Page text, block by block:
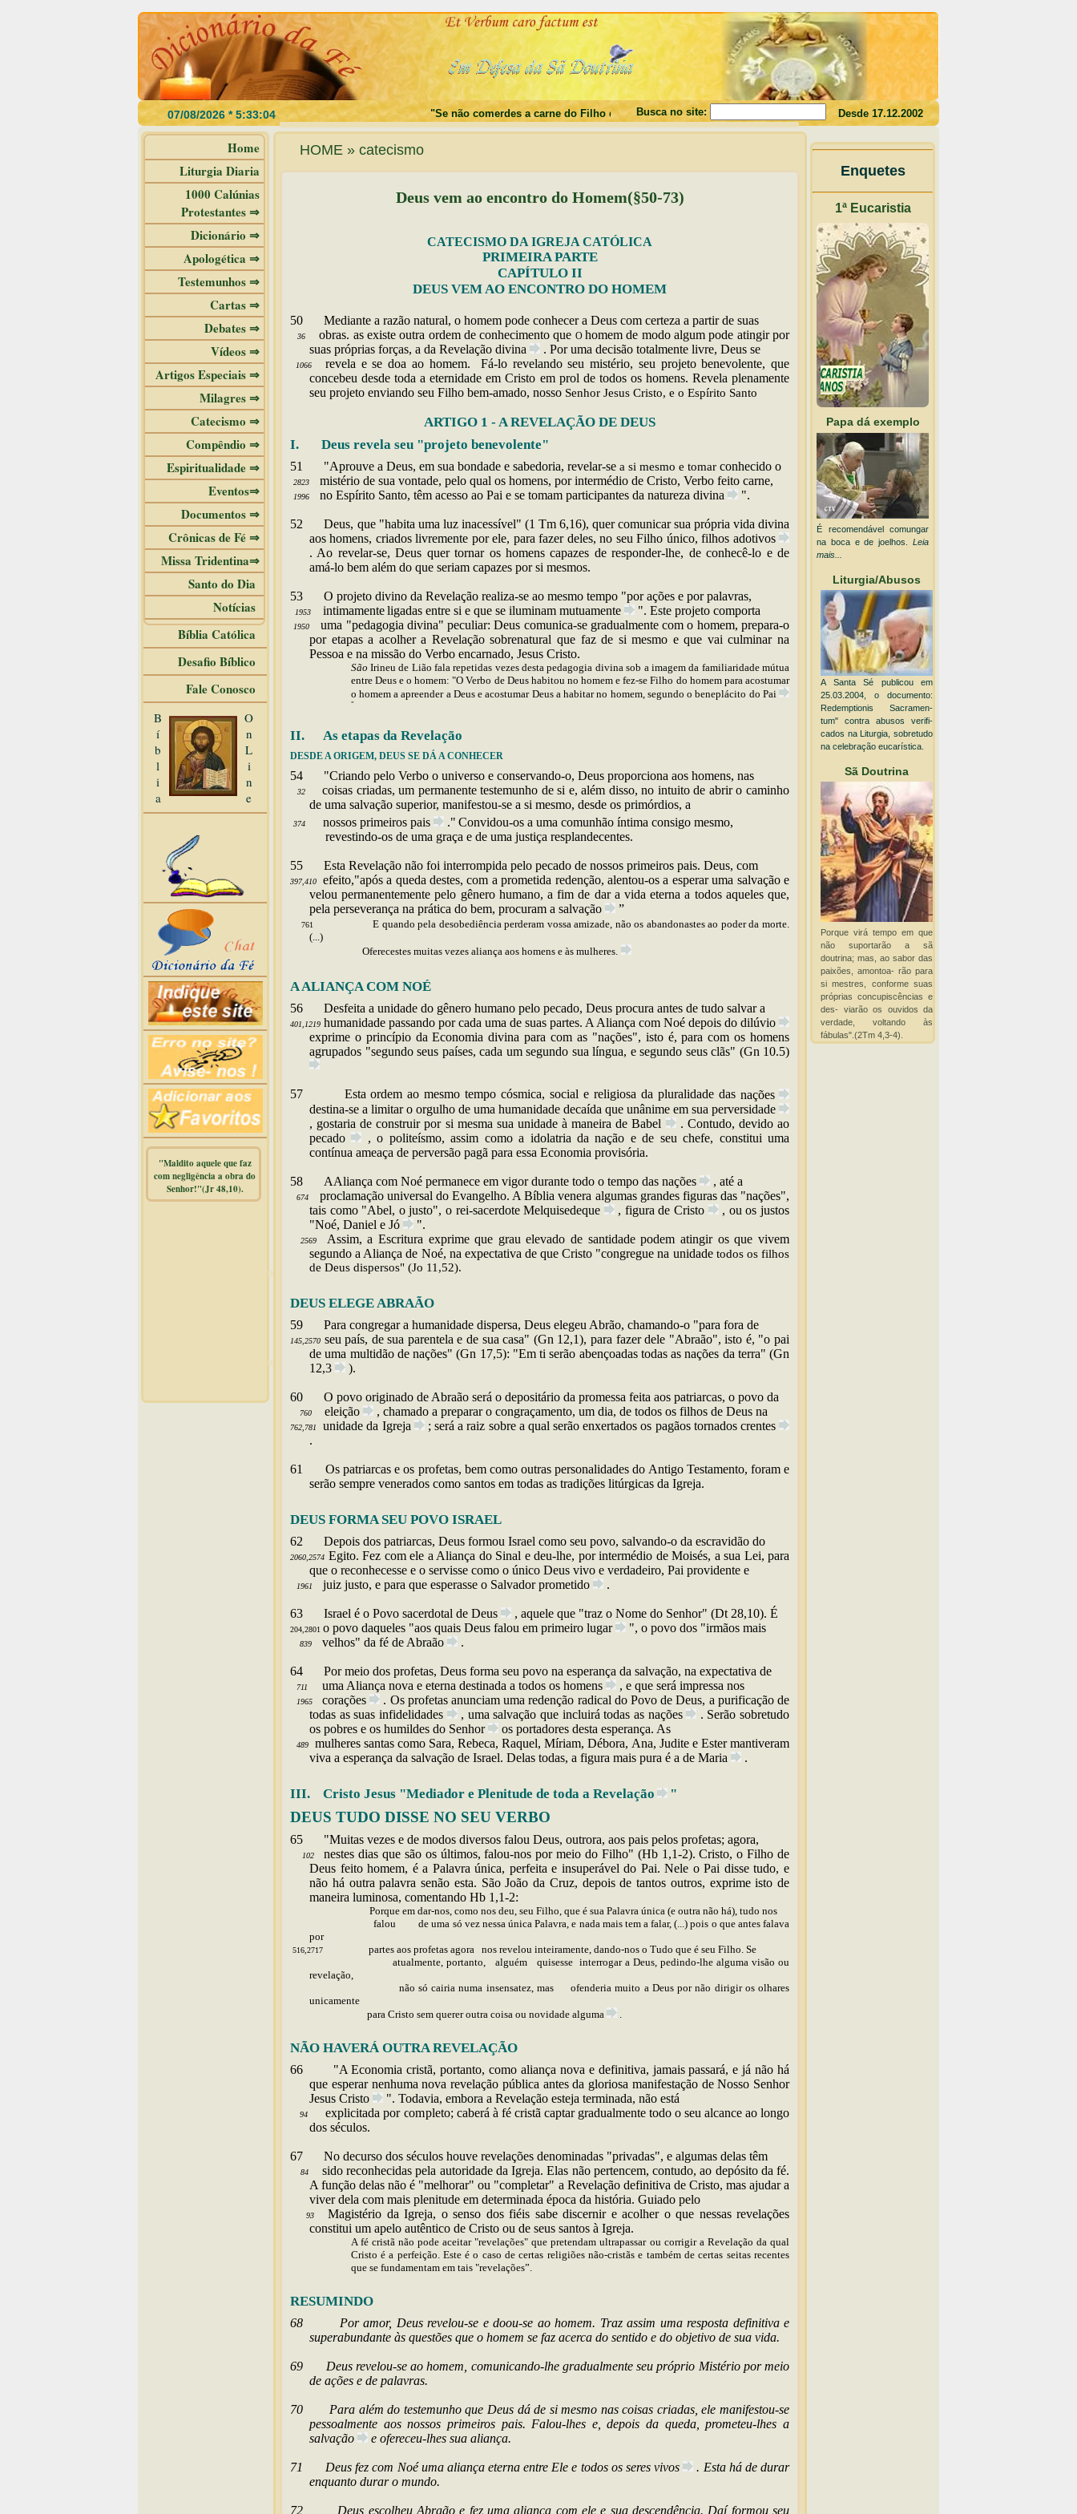
"Se não comerdes a carne do Filho do Homem, e não beberdes o seu sangue, não tereis a vida em vós"(Jo 6,53)
Busca no site: Desde 17.12.2002
Home
Liturgia Diaria
1000 Calúnias
Protestantes ⇒
Dicionário ⇒
Apologética ⇒
Testemunhos ⇒
Cartas ⇒
Debates ⇒
Vídeos ⇒
Artigos Especiais ⇒
Milagres ⇒
Catecismo ⇒
Compêndio ⇒
Espiritualidade ⇒
Eventos⇒
Documentos ⇒
Crônicas de Fé ⇒
Missa Tridentina⇒
Santo do Dia
Notícias
Bíblia Católica
Desafio Bíblico
Fale Conosco
B
í
b
l
i
a
O
n
L
i
n
e
"Maldito aquele que faz
com negligência a obra do
Senhor!"(Jr 48,10).
/home/dicionar/public_html/online.php
/home/dicionar/public_html/online.php
HOME » catecismo
Deus vem ao encontro do Homem(§50-73)
CATECISMO DA IGREJA CATÓLICA
PRIMEIRA PARTE
CAPÍTULO II
DEUS VEM AO ENCONTRO DO HOMEM
50 Mediante a razão natural, o homem pode conhecer a Deus com certeza a partir de suas
36 obras. as existe outra ordem de conhecimento que Ohomem de modo algum pode atingir por
suas próprias forças, a da Revelação divina . Por uma decisão totalmente livre, Deus se
1066 revela e se doa ao homem. Fá-lo revelando seu mistério, seu projeto benevolente, que
concebeu desde toda a eternidade em Cristo em prol de todos os homens. Revela plenamente
seu projeto enviando seu Filho bem-amado, nosso Senhor Jesus Cristo, e o Espírito Santo
ARTIGO 1 - A REVELAÇÃO DE DEUS
I. Deus revela seu "projeto benevolente"
51 "Aprouve a Deus, em sua bondade e sabedoria, revelar-se a si mesmo e tomar conhecido o
2823 mistério de sua vontade, pelo qual os homens, por intermédio de Cristo, Verbo feito carne,
1996 no Espírito Santo, têm acesso ao Pai e se tomam participantes da natureza divina ".
52
Deus, que "habita uma luz inacessível" (1 Tm 6,16), quer comunicar sua própria vida divina
aos homens, criados livremente por ele, para fazer deles, no seu Filho único, filhos adotivos
. Ao revelar-se, Deus quer tornar os homens capazes de responder-lhe, de conhecê-lo e de
amá-lo bem além do que seriam capazes por si mesmos.
53 O projeto divino da Revelação realiza-se ao mesmo tempo "por ações e por palavras,
1953 intimamenteligadas entre si e que se iluminam mutuamente ". Este projeto comporta
1950
uma "pedagogia divina" peculiar: Deus comunica-se gradualmente com o homem, prepara-o
por etapas a acolher a Revelação sobrenatural que faz de si mesmo e que vai culminar na
Pessoa e na missão do Verbo encarnado, Jesus Cristo.
São Irineu de Lião fala repetidas vezes desta pedagogia divina sob a imagem da familiaridade mútua
entre Deus e o homem: "O Verbo de Deus habitou no homem e fez-se Filho do homem para acostumar
o homem a apreender a Deus e acostumar Deus a habitar no homem, segundo o beneplácito do Pai
"
II. As etapas da Revelação
DESDE A ORIGEM, DEUS SE DÁ A CONHECER
54 "Criando pelo Verbo o universo e conservando-o, Deus proporciona aos homens, nas
32coisas criadas, um permanente testemunho de si e, além disso, no intuito de abrir o caminho
de uma salvação superior, manifestou-se a si mesmo, desde os primórdios, a
374 nossos primeiros pais ." Convidou-os a uma comunhão íntima consigo mesmo,
revestindo-os de uma graça e de uma justiça resplandecentes.
55 Esta Revelação não foi interrompida pelo pecado de nossos primeiros pais. Deus, com
397,410
efeito,"após a queda destes, com a prometida redenção, alentou-os a esperar uma salvação e
velou permanentemente pelo gênero humano, a fim de dar a vida eterna a todos aqueles que,
pela perseverança na prática do bem, procuram a salvação ”
761
E quando pela desobediência perderam vossa amizade, não os abandonastes ao poder da morte.
(...)
Oferecestes muitas vezes aliança aos homens e às mulheres.
A ALIANÇA COM NOÉ
56 Desfeita a unidade do gênero humano pelo pecado, Deus procura antes de tudo salvar a
401,1219 humanidade passando por cada uma de suas partes. A Aliança com Noé depois do dilúvio
exprime o princípio da Economia divina para com as "nações", isto é, para com os homens
agrupados "segundo seus países, cada um segundo sua língua, e segundo seus clãs" (Gn 10.5)
57 Esta ordem ao mesmo tempo cósmica, social e religiosa da pluralidade dasnações
destina-se a limitar o orgulho de uma humanidade decaída que unânime em sua perversidade
, gostaria de construir por si mesma sua unidade à maneira deBabel
. Contudo, devido ao
pecado
, o politeísmo, assim como a idolatria da nação e de seu chefe, constitui uma
contínua ameaça de perversão pagã para essa Economia provisória.
58 AAliança com Noé permanece em vigor durante todo o tempo das nações , até a
674
proclamação universal do Evangelho. A Bíblia venera algumas grandes figuras das "nações",
tais como "Abel, o justo", o rei-sacerdoteMelquisedeque , figura deCristo
, ou os justos
"Noé, Daniel e Jó ".
2569
Assim, a Escritura exprime que grau elevado de santidade podem atingir os que vivem
segundo a Aliança de Noé, na expectativa de que Cristo "congregue na unidade todos os filhos
de Deus dispersos" (Jo 11,52).
DEUS ELEGE ABRAÃO
59 Para congregar a humanidade dispersa, Deus elegeu Abrão, chamando-o "para fora de
145,2570 seu país, de sua parentela e de sua casa" (Gn 12,1), para fazer dele "Abraão", isto é, "o pai
de uma multidão de nações" (Gn 17,5): "Em ti serão abençoadas todas as nações da terra" (Gn
12,3 ).
60 O povo originado de Abraão será o depositário da promessa feita aos patriarcas, o povo da
760 eleição , chamado a preparar o congraçamento, um dia, de todos os filhos de Deus na
762,781 unidade da Igreja ; será a raiz sobre a qual serão enxertados os pagãos tornados crentes
.
61
Os patriarcas e os profetas, bem como outras personalidades do Antigo Testamento, foram e
serão sempre venerados como santos em todas as tradições litúrgicas da Igreja.
DEUS FORMA SEU POVO ISRAEL
62 Depois dos patriarcas, Deus formou Israel como seu povo, salvando-o da escravidão do
2060,2574 Egito. Fez com ele a Aliança do Sinal e deu-lhe, por intermédio de Moisés, a sua Lei, para
que o reconhecesse e o servisse como o único Deus vivo e verdadeiro, Pai providente e
1961 juiz justo, e para que esperasse o Salvadorprometido .
63 Israel é o Povo sacerdotal de Deus , aquele que "traz o Nome do Senhor" (Dt 28,10). É
204,2801 o povo daqueles "aos quais Deus falou em primeiro lugar ", o povo dos "irmãos mais
839 velhos" da fé de Abraão .
64 Pormeio dos profetas, Deus forma seu povo na esperança da salvação, na expectativa de
711 uma Aliança nova e eterna destinada a todos os homens , e que será impressa nos
1965 corações
. Os profetas anunciam uma redenção radical do Povo de Deus, a purificação de
todas as suas infidelidades , uma salvação que incluirá todas as nações
. Serão sobretudo
os pobres e os humildes do Senhor os portadores desta esperança. As
489
mulheres santas como Sara, Rebeca, Raquel, Míriam, Débora, Ana, Judite e Ester mantiveram
viva a esperança da salvação de Israel. Delas todas, a figura mais pura é a de Maria .
III. Cristo Jesus "Mediador e Plenitude de toda a Revelação "
DEUS TUDO DISSE NO SEU VERBO
65 "Muitas vezes e de modos diversos falou Deus, outrora, aos pais pelos profetas; agora,
102
nestes dias que são os últimos, falou-nos por meio do Filho" (Hb 1,1-2). Cristo, o Filho de
Deus feito homem, é a Palavra única, perfeita e insuperável do Pai. Nele o Pai disse tudo, e
não há outra palavra senão esta. São João da Cruz, depois de tantos outros, exprime isto de
maneira luminosa, comentando Hb 1,1-2:
Porque em dar-nos, como nos deu, seu Filho, que é sua Palavra única (e outra não há), tudo nos
falou de uma só vez nessa única Palavra, e nada mais tem a falar, (...) pois o que antes falava
por
516,2717 partes aos profetas agora nos revelou inteiramente, dando-nos o Tudo que é seu Filho. Se
atualmente, portanto,
alguém quisesse interrogar a Deus, pedindo-lhe alguma visão ou
revelação,
não só cairia numa insensatez, mas ofenderia muito a Deus por não dirigir os olhares
unicamente
para Cristo sem querer outra coisa ou novidade alguma
NÃO HAVERÁ OUTRA REVELAÇÃO
66
"A Economia cristã, portanto, como aliança nova e definitiva, jamais passará, e já não há
que esperar nenhuma nova revelação pública antes da gloriosa manifestação de Nosso Senhor
Jesus Cristo ". Todavia, embora a Revelação esteja terminada, não está
94
explicitada por completo; caberá à fé cristã captar gradualmente todo o seu alcance ao longo
dos séculos.
67 No decurso dos séculos houve revelações denominadas "privadas", e algumas delas têm
84
sido reconhecidas pela autoridade da Igreja. Elas não pertencem, contudo, ao depósito da fé.
A função delas não é "melhorar" ou "completar" a Revelação definitiva de Cristo, mas ajudar a
viver dela com mais plenitude em determinada época da história. Guiado pelo
93
Magistério da Igreja, o senso dos fiéis sabe discernir e acolher o que nessas revelações
constitui um apelo autêntico de Cristo ou de seus santos à Igreja.
A fé cristã não pode aceitar "revelações" que pretendam ultrapassar ou corrigir a Revelação da qual
Cristo é a perfeição. Este é o caso de certas religiões não-cristãs e também de certas seitas recentes
que se fundamentam em tais "revelações”.
RESUMINDO
68
Por amor, Deus revelou-se e doou-se ao homem. Traz assim uma resposta definitiva e
superabundante às questões que o homem se faz acerca do sentido e do objetivo de sua vida.
69
Deus revelou-se ao homem, comunicando-lhe gradualmente seu próprio Mistério por meio
de ações e de palavras.
70
Para além do testemunho que Deus dá de si mesmo nas coisas criadas, ele manifestou-se
pessoalmente aos nossos primeiros pais. Falou-lhes e, depois da queda, prometeu-lhes a
salvação
e ofereceu-lhes sua aliança.
71 Deus fez com Noé uma aliança eterna entre Ele e todos os seresvivos
. Esta há de durar
enquanto durar o mundo.
72 Deus escolheu Abraão e fez uma aliança com ele e sua descendência. Daí formou seu
Enquetes
1ª Eucaristia
Papa dá exemplo
É recomendável comungar
na boca e de joelhos. Leia
mais...
Liturgia/Abusos
A Santa Sé publicou em
25.03.2004, o documento:
Redemptionis Sacramen-
tum" contra abusos verifi-
cados na Liturgia, sobretudo
na celebração eucarística.
Sã Doutrina
Porque virá tempo em que
não suportarão a sã
doutrina; mas, ao sabor das
paixões, amontoa- rão para
si mestres, conforme suas
próprias concupiscências e
des- viarão os ouvidos da
verdade, voltando às
fábulas".(2Tm 4,3-4).